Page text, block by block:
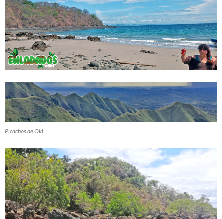
Picachos de Olá